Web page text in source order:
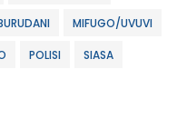
MIFUGO/UVUVI
POLISI SIASA